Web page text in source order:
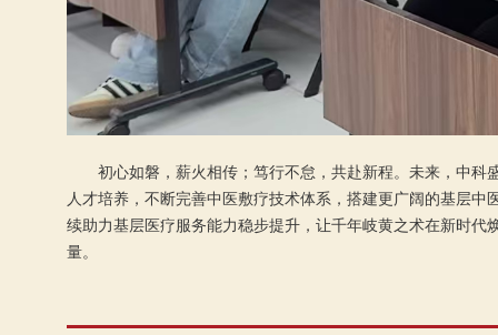
初心如磐，薪火相传；笃行不怠，共赴新程。未来，中
人才培养，不断完善中医敷疗技术体系，搭建更广阔的基层
续助力基层医疗服务能力稳步提升，让千年岐黄之术在新时
量。